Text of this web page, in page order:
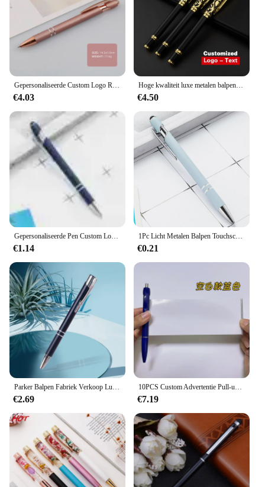
Gepersonaliseerde Custom Logo Rose Goud Metalen Balpen Gegraveerde Naam Zakelijke Reclame Cadeau School Briefpapier Kantoorbenodigdheden
€4.03
Hoge kwaliteit luxe metalen balpen sculptuur patroon roller pen kantoor school stationaire pen aangepast logo naam cadeau
€4.50
Gepersonaliseerde Pen Custom Logo Graveren Naam Balpen Met Stylus Tip Zwarte Inkt Metalen Pen Afstuderen Kantoor Afstudeergeschenk
€1.14
1Pc Licht Metalen Balpen Touchscreen Pen Balpen Gepersonaliseerde Logo Kantooraccessoires Studenten Briefpapier
€0.21
Parker Balpen Fabriek Verkoop Luxe Hoge Kwaliteit Parker Pen Custom Logo Business Parker Jotter Rvs Balpen
€2.69
10PCS Custom Advertentie Pull-up Pennen Multi-color Student Brush Strip Pennen Automatische Intrekbare Balpennen
€7.19